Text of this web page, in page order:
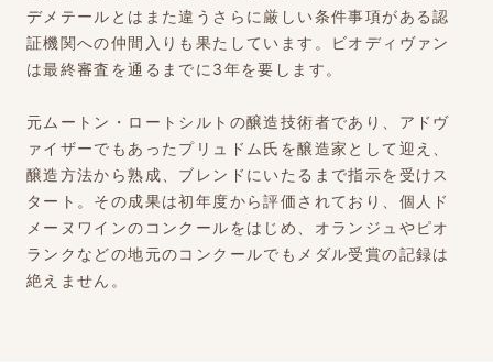
デメテールとはまた違うさらに厳しい条件事項がある認
証機関への仲間入りも果たしています。ビオディヴァン
は最終審査を通るまでに3年を要します。
元ムートン・ロートシルトの醸造技術者であり、アドヴ
ァイザーでもあったプリュドム氏を醸造家として迎え、
醸造方法から熟成、ブレンドにいたるまで指示を受けス
タート。その成果は初年度から評価されており、個人ド
メーヌワインのコンクールをはじめ、オランジュやピオ
ランクなどの地元のコンクールでもメダル受賞の記録は
絶えません。